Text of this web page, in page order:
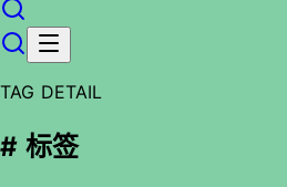
TAG DETAIL
# 标签